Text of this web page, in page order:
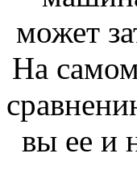
может
На
вы ее и